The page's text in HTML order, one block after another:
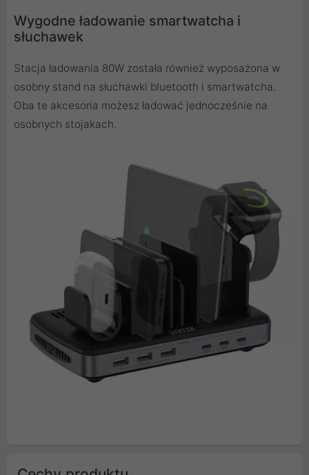
Wygodne ładowanie smartwatcha i
słuchawek
Stacja ładowania 80W została również wyposażona w
osobny stand na słuchawki bluetooth i smartwatcha.
Oba te akcesoria możesz ładować jednocześnie na
osobnych stojakach.